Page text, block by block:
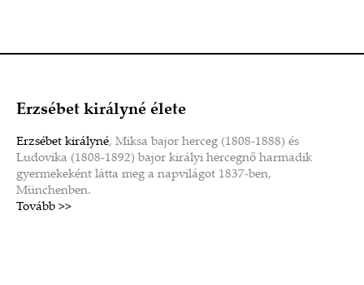
Erzsébet királyné élete
Erzsébet királyné, Miksa bajor herceg (1808-1888) és
Ludovika (1808-1892) bajor királyi hercegnő harmadik
gyermekeként látta meg a napvilágot 1837-ben,
Münchenben.
Tovább >>